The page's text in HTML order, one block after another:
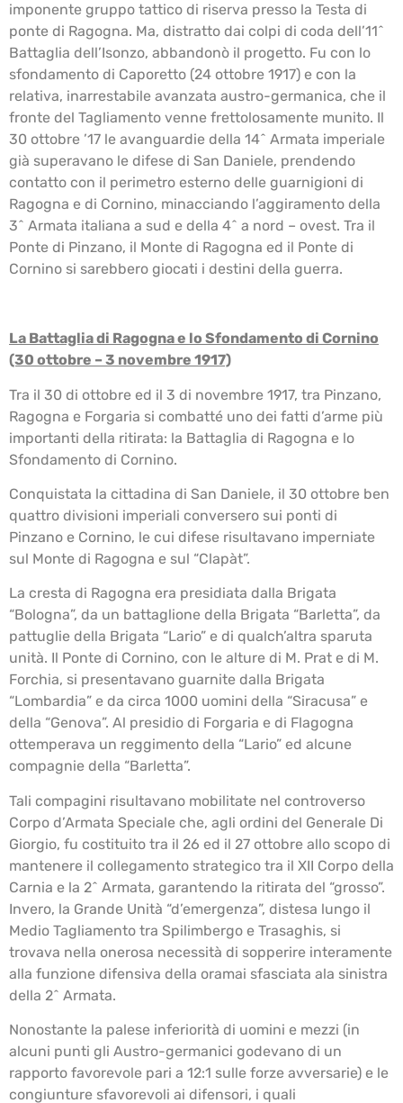
imponente gruppo tattico di riserva presso la Testa di
ponte di Ragogna. Ma, distratto dai colpi di coda dell’11^
Battaglia dell’Isonzo, abbandonò il progetto. Fu con lo
sfondamento di Caporetto (24 ottobre 1917) e con la
relativa, inarrestabile avanzata austro-germanica, che il
fronte del Tagliamento venne frettolosamente munito. Il
30 ottobre ’17 le avanguardie della 14^ Armata imperiale
già superavano le difese di San Daniele, prendendo
contatto con il perimetro esterno delle guarnigioni di
Ragogna e di Cornino, minacciando l’aggiramento della
3^ Armata italiana a sud e della 4^ a nord – ovest. Tra il
Ponte di Pinzano, il Monte di Ragogna ed il Ponte di
Cornino si sarebbero giocati i destini della guerra.
La Battaglia di Ragogna e lo Sfondamento di Cornino
(30 ottobre – 3 novembre 1917)
Tra il 30 di ottobre ed il 3 di novembre 1917, tra Pinzano,
Ragogna e Forgaria si combatté uno dei fatti d’arme più
importanti della ritirata: la Battaglia di Ragogna e lo
Sfondamento di Cornino.
Conquistata la cittadina di San Daniele, il 30 ottobre ben
quattro divisioni imperiali conversero sui ponti di
Pinzano e Cornino, le cui difese risultavano imperniate
sul Monte di Ragogna e sul “Clapàt”.
La cresta di Ragogna era presidiata dalla Brigata
“Bologna”, da un battaglione della Brigata “Barletta”, da
pattuglie della Brigata “Lario” e di qualch’altra sparuta
unità. Il Ponte di Cornino, con le alture di M. Prat e di M.
Forchia, si presentavano guarnite dalla Brigata
“Lombardia” e da circa 1000 uomini della “Siracusa” e
della “Genova”. Al presidio di Forgaria e di Flagogna
ottemperava un reggimento della “Lario” ed alcune
compagnie della “Barletta”.
Tali compagini risultavano mobilitate nel controverso
Corpo d’Armata Speciale che, agli ordini del Generale Di
Giorgio, fu costituito tra il 26 ed il 27 ottobre allo scopo di
mantenere il collegamento strategico tra il XII Corpo della
Carnia e la 2^ Armata, garantendo la ritirata del “grosso”.
Invero, la Grande Unità “d’emergenza”, distesa lungo il
Medio Tagliamento tra Spilimbergo e Trasaghis, si
trovava nella onerosa necessità di sopperire interamente
alla funzione difensiva della oramai sfasciata ala sinistra
della 2^ Armata.
Nonostante la palese inferiorità di uomini e mezzi (in
alcuni punti gli Austro-germanici godevano di un
rapporto favorevole pari a 12:1 sulle forze avversarie) e le
congiunture sfavorevoli ai difensori, i quali